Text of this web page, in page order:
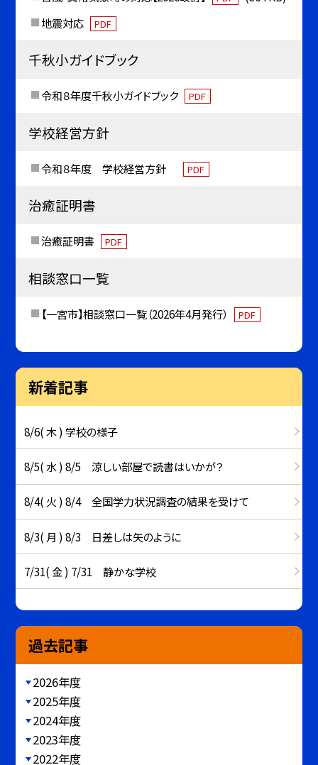
地震対応
PDF
千秋小ガイドブック
令和８年度千秋小ガイドブック PDF
学校経営方針
令和８年度 学校経営方針 PDF
治癒証明書
治癒証明書 PDF
相談窓口一覧
【一宮市】相談窓口一覧（2026年4月発行） PDF
新着記事
8/6( 木 ) 学校の様子
8/5( 水 ) 8/5 涼しい部屋で読書はいかが？
8/4( 火 ) 8/4 全国学力状況調査の結果を受けて
8/3( 月 ) 8/3 日差しは矢のように
7/31( 金 ) 7/31 静かな学校
過去記事
2026年度
2025年度
2024年度
2023年度
2022年度